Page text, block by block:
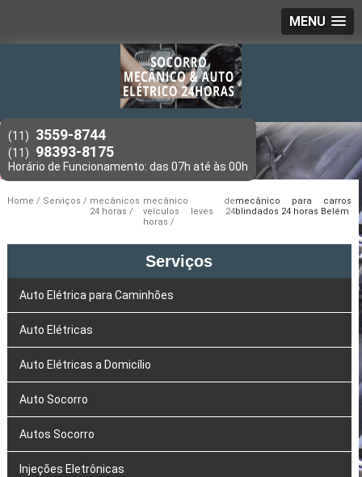
MENU
(11) 3559-8744
(11) 98393-8175
Home Serviços
mecânicos
24 horas
mecânico de
veículos leves 24
horas
mecânico para carros
blindados 24 horas Belém
Serviços
Auto Elétrica para Caminhões
Auto Elétricas
Auto Elétricas a Domicílio
Auto Socorro
Autos Socorro
Injeções Eletrônicas